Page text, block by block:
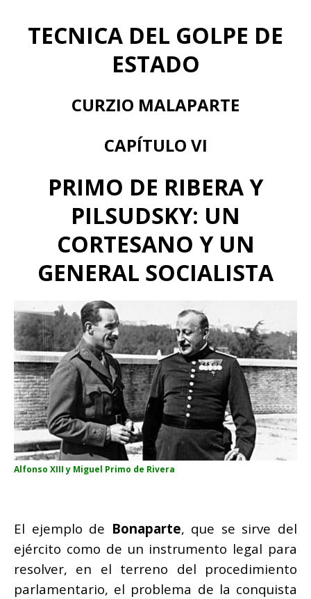
TECNICA DEL GOLPE DE
ESTADO
CURZIO MALAPARTE
CAPÍTULO VI
PRIMO DE RIBERA Y
PILSUDSKY: UN
CORTESANO Y UN
GENERAL SOCIALISTA
Alfonso XIII y Miguel Primo de Rivera
El ejemplo de Bonaparte, que se sirve del
ejército como de un instrumento legal para
resolver, en el terreno del procedimiento
parlamentario, el problema de la conquista